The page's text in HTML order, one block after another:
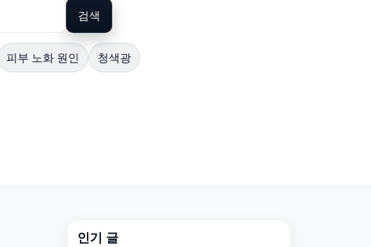
검색
피부 노화 원인 청색광
인기 글